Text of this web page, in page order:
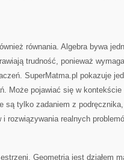
równania. Algebra bywa
trudność, ponieważ
SuperMatma.pl pokazuje
Może pojawiać się w
są tylko zadaniem z
rozwiązywania realnych
Geometria jest działem